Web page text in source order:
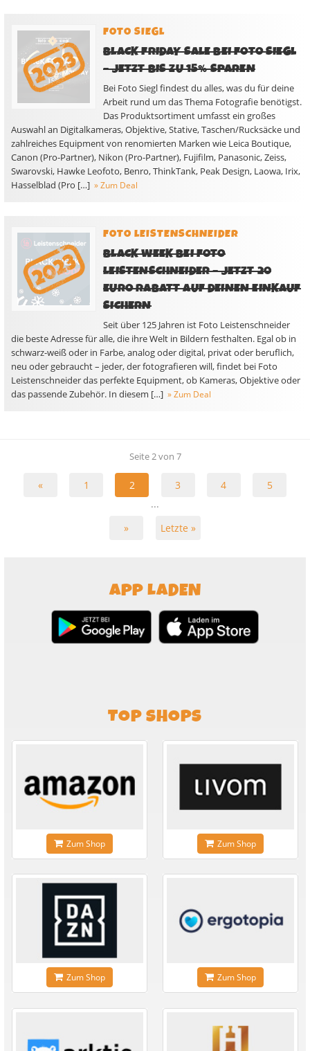
FOTO SIEGL
BLACK FRIDAY SALE BEI FOTO SIEGL
– JETZT BIS ZU 15% SPAREN
Bei Foto Siegl findest du alles, was du für deine
Arbeit rund um das Thema Fotografie benötigst.
Das Produktsortiment umfasst ein großes
Auswahl an Digitalkameras, Objektive, Stative, Taschen/Rucksäcke und
zahlreiches Equipment von renomierten Marken wie Leica Boutique,
Canon (Pro-Partner), Nikon (Pro-Partner), Fujifilm, Panasonic, Zeiss,
Swarovski, Hawke Leofoto, Benro, ThinkTank, Peak Design, Laowa, Irix,
Hasselblad (Pro […] » Zum Deal
FOTO LEISTENSCHNEIDER
BLACK WEEK BEI FOTO
LEISTENSCHNEIDER – JETZT 20
EURO RABATT AUF DEINEN EINKAUF
SICHERN
Seit über 125 Jahren ist Foto Leistenschneider
die beste Adresse für alle, die ihre Welt in Bildern festhalten. Egal ob in
schwarz-weiß oder in Farbe, analog oder digital, privat oder beruflich,
neu oder gebraucht – jeder, der fotografieren will, findet bei Foto
Leistenschneider das perfekte Equipment, ob Kameras, Objektive oder
das passende Zubehör. In diesem […] » Zum Deal
Seite 2 von 7
« 1 2 3 4
5
...
»
Letzte »
APP LADEN
TOP SHOPS
Zum Shop Zum Shop
Zum Shop Zum Shop